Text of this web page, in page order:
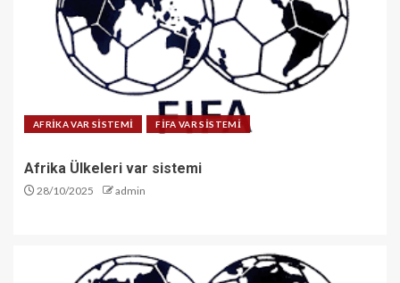
AFRİKA VAR SİSTEMİ FİFA VAR SİSTEMİ
Afrika Ülkeleri var sistemi
28/10/2025 admin